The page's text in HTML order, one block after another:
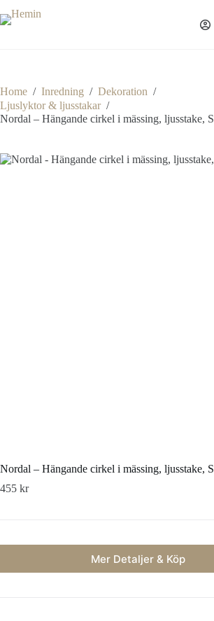
Home / Inredning / Dekoration /
Ljuslyktor & ljusstakar /
Nordal – Hängande cirkel i mässing, ljusstake, S
Nordal – Hängande cirkel i mässing, ljusstake, S
455 kr
Mer Detaljer & Köp